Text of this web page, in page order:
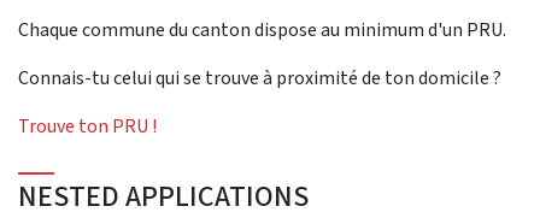
Chaque commune du canton dispose au minimum d'un PRU.
Connais-tu celui qui se trouve à proximité de ton domicile ?
Trouve ton PRU !
NESTED APPLICATIONS